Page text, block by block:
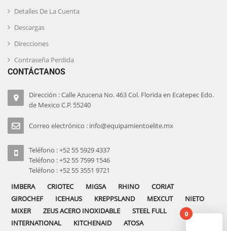
Detalles De La Cuenta
Descargas
Direcciones
Contraseña Perdida
CONTÁCTANOS
Dirección : Calle Azucena No. 463 Col. Florida en Ecatepec Edo.
de Mexico C.P. 55240
Correo electrónico : info@equipamientoelite.mx
Teléfono : +52 55 5929 4337
Teléfono : +52 55 7599 1546
Teléfono : +52 55 3551 9721
IMBERA
CRIOTEC MIGSA RHINO
CORIAT
GIROCHEF
ICEHAUS KREPPSLAND MEXCUT
NIETO
MIXER
ZEUS ACERO INOXIDABLE
STEEL FULL
INTERNATIONAL
KITCHENAID ATOSA
0